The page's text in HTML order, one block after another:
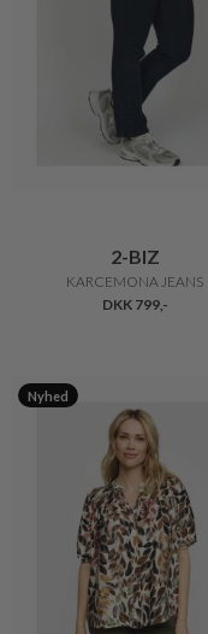
2-BIZ
KARCEMONA JEANS
DKK 799,-
Nyhed